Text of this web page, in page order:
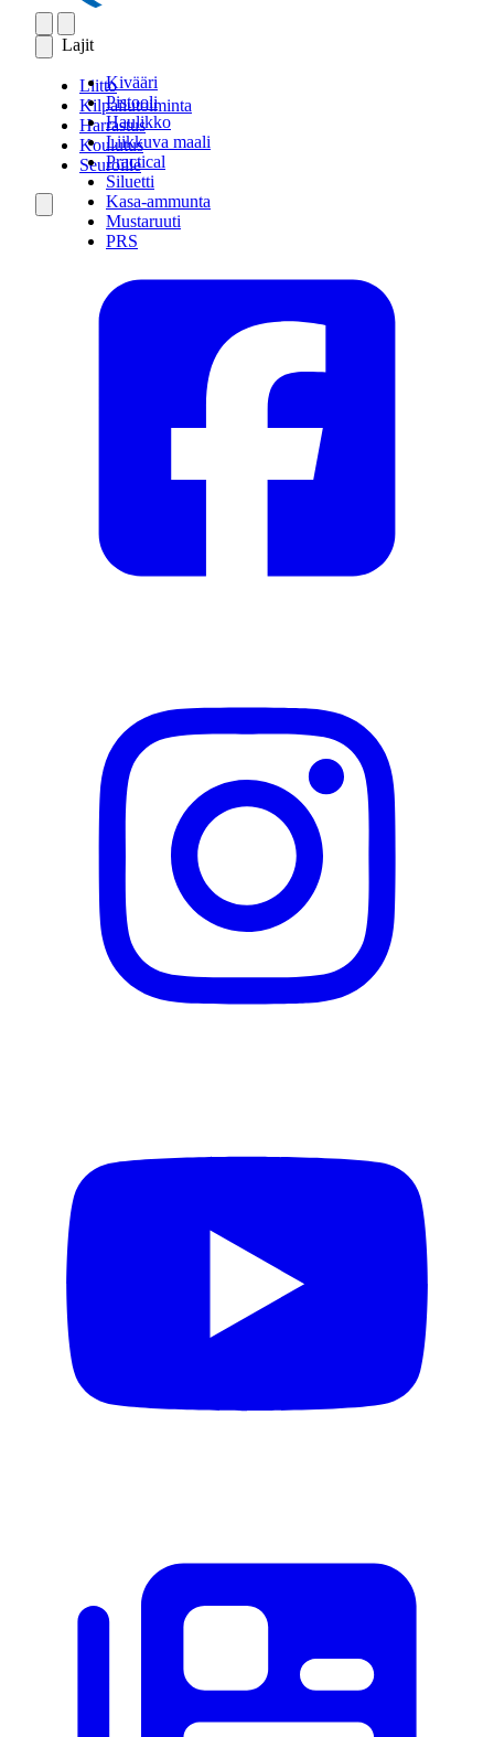
Lajit
Kivääri
Pistooli
Haulikko
Liikkuva maali
Practical
Siluetti
Kasa-ammunta
Mustaruuti
PRS
Liitto
Kilpailutoiminta
Harrastus
Koulutus
Seuroille